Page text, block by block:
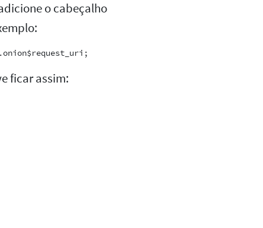
o cabeçalho
ficar assim: